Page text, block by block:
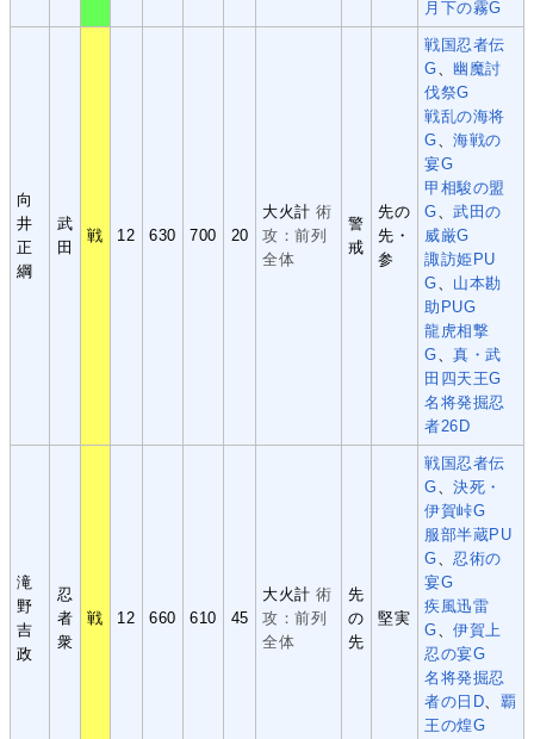
月下の霧G
向
井
正
綱
武
田
戦 12 630 700 20
大火計術
攻：前列
全体
警
戒
先の
先・
参
戦国忍者伝
G、 幽魔討
伐祭G
戦乱の海将
G、海戦の
宴G
甲相駿の盟
G、武田の
威厳G
諏訪姫PU
G、 山本勘
助PUG
龍虎相撃
G、真・武
田四天王G
名将発掘忍
者26D
滝
野
吉
政
忍
者
衆
戦 12 660 610 45
大火計術
攻：前列
全体
先
の
先
堅実
戦国忍者伝
G、決死・
伊賀峠G
服部半蔵PU
G、忍術の
宴G
疾風迅雷
G、伊賀上
忍の宴G
名将発掘忍
者の日D、 覇
王の煌G